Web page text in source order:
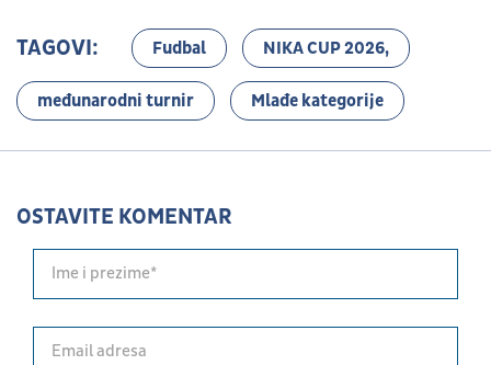
TAGOVI: Fudbal NIKA CUP 2026,
međunarodni turnir Mlađe kategorije
OSTAVITE KOMENTAR